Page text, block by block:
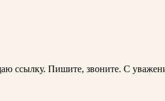
ссылку. Пишите, звоните. С